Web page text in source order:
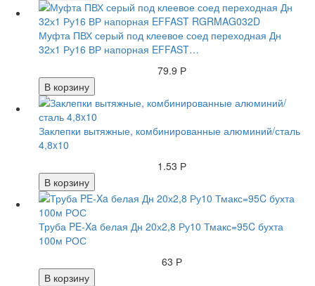
Муфта ПВХ серый под клеевое соед переходная Дн
32х1 Ру16 ВР напорная EFFAST…
79.9 Р
В корзину
Заклепки вытяжные, комбинированные алюминий/сталь
4,8x10
1.53 Р
В корзину
Труба PE-Xa белая Дн 20х2,8 Ру10 Тмакс=95C бухта
100м РОС
63 Р
В корзину